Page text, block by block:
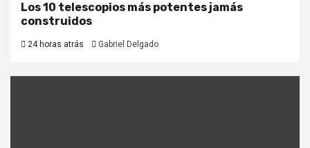
Los 10 telescopios más potentes jamás
construidos
24 horas atrás Gabriel Delgado